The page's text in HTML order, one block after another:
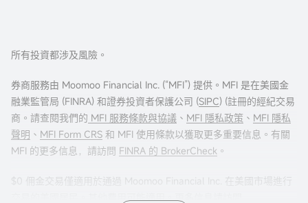
所有投資都涉及風險。
券商服務由 Moomoo Financial Inc. (“MFI”) 提供。MFI 是在美國金
融業監管局 (FINRA) 和證券投資者保護公司 (SIPC) (註冊的經紀交易
商。請查閱我們的 MFI 服務條款與協議 、 MFI 隱私政策 、 MFI 隱私
聲明 、 MFI Form CRS 和 MFI 使用條款以獲取更多重要信息。有關
MFI 的更多信息，請訪問 FINRA 的 BrokerCheck 。
$0 佣金交易僅適用於通過 Moomoo Financial Inc. 在美國市場進行